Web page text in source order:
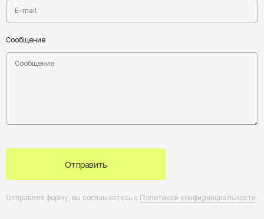
Сообщение
Отправить
Отправляя форму, вы соглашаетесь с Политикой конфиденциальности.